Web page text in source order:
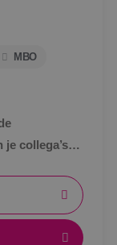
MBO
collega’s
voor